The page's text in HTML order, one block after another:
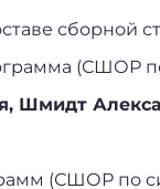
сборной
(СШОР
Шмидт
(СШОР по